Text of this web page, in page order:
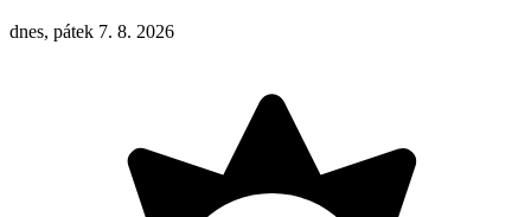
dnes, pátek 7. 8. 2026